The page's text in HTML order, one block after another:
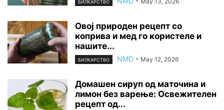
БИЛКАРСТВО
Овој природен рецепт со
коприва и мед го користеле и
нашите...
БИЛКАРСТВО NMD - May 12, 2026
Домашен сируп од маточина и
лимон без варење: Освежителен
рецепт од...